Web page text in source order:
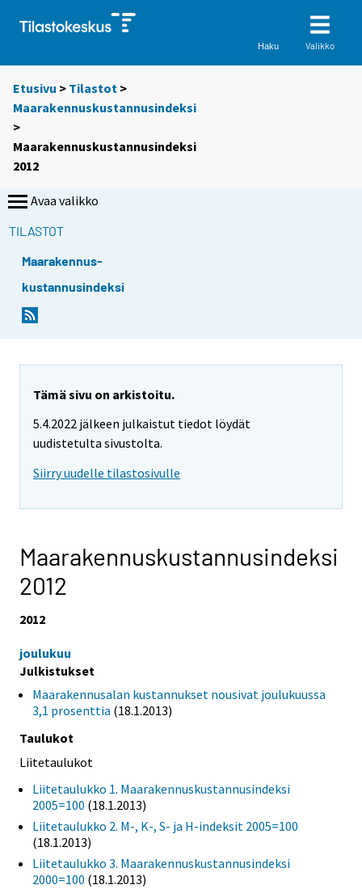
Haku Valikko
Etusivu > Tilastot >
Maarakennuskustannusindeksi
>
Maarakennuskustannusindeksi
2012
Avaa valikko
TILASTOT
Maarakennus-
kustannusindeksi
Tämä sivu on arkistoitu.
5.4.2022 jälkeen julkaistut tiedot löydät
uudistetulta sivustolta.
Siirry uudelle tilastosivulle
Maarakennuskustannusindeksi
2012
2012
joulukuu
Julkistukset
Maarakennusalan kustannukset nousivat joulukuussa
3,1 prosenttia (18.1.2013)
Taulukot
Liitetaulukot
Liitetaulukko 1. Maarakennuskustannusindeksi
2005=100 (18.1.2013)
Liitetaulukko 2. M-, K-, S- ja H-indeksit 2005=100
(18.1.2013)
Liitetaulukko 3. Maarakennuskustannusindeksi
2000=100 (18.1.2013)